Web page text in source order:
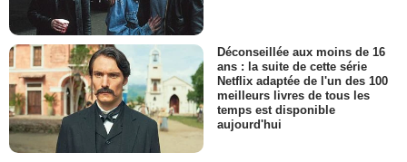
Déconseillée aux moins de 16
ans : la suite de cette série
Netflix adaptée de l'un des 100
meilleurs livres de tous les
temps est disponible
aujourd'hui